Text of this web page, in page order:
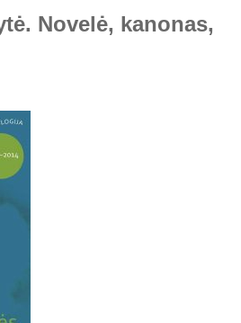
Novelė, kanonas,